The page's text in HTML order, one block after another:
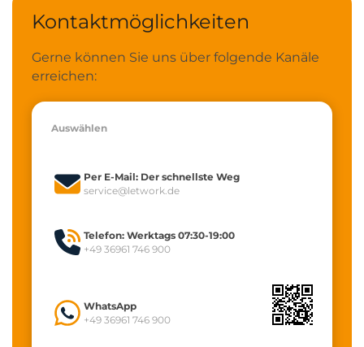
Kontaktmöglichkeiten
Gerne können Sie uns über folgende Kanäle
erreichen:
Auswählen
Per E-Mail: Der schnellste Weg
service@letwork.de
Telefon: Werktags 07:30-19:00
+49 36961 746 900
WhatsApp
+49 36961 746 900